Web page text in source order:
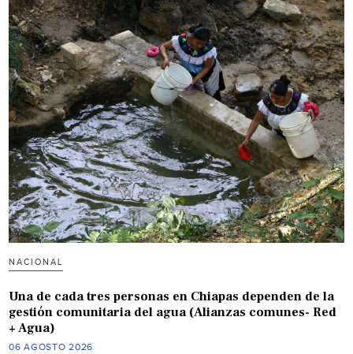
NACIONAL
Una de cada tres personas en Chiapas dependen de la
gestión comunitaria del agua (Alianzas comunes- Red
+ Agua)
06 AGOSTO 2026